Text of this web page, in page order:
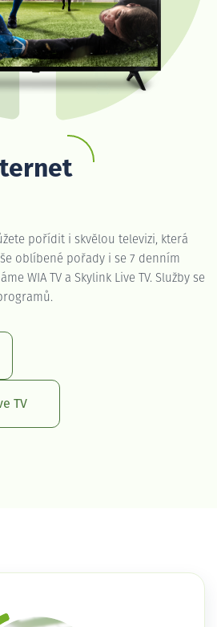
pořídit i skvělou televizi, která
oblíbené pořady i se 7 denním
WIA TV a Skylink Live TV. Služby se
TV